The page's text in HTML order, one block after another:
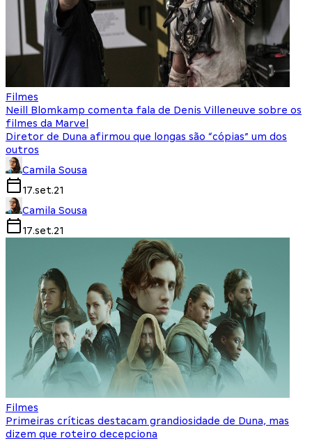
Filmes
Neill Blomkamp comenta fala de Denis Villeneuve sobre os
filmes da Marvel
Diretor de Duna afirmou que longas são “cópias” um dos
outros
Camila Sousa
17.set.21
Camila Sousa
17.set.21
Filmes
Primeiras críticas destacam grandiosidade de Duna, mas
dizem que roteiro decepciona